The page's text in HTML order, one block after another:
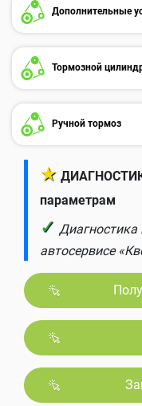
Дополнительные
Тормозной
Ручной тормоз
★
параметрам
✓
автосервисе